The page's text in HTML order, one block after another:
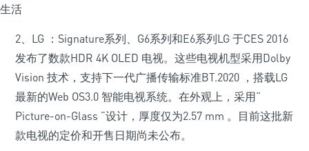
2、LG ：Signature系列、G6系列和E6系列LG 于CES 2016
发布了数款HDR 4K OLED 电视。这些电视机型采用Dolby
Vision 技术，支持下一代广播传输标准BT.2020 ，搭载LG
最新的Web OS3.0 智能电视系统。在外观上，采用“
Picture-on-Glass ”设计，厚度仅为2.57 mm 。目前这批新
款电视的定价和开售日期尚未公布。